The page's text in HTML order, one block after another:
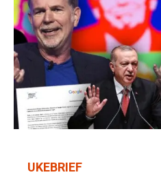
UKEBRIEF